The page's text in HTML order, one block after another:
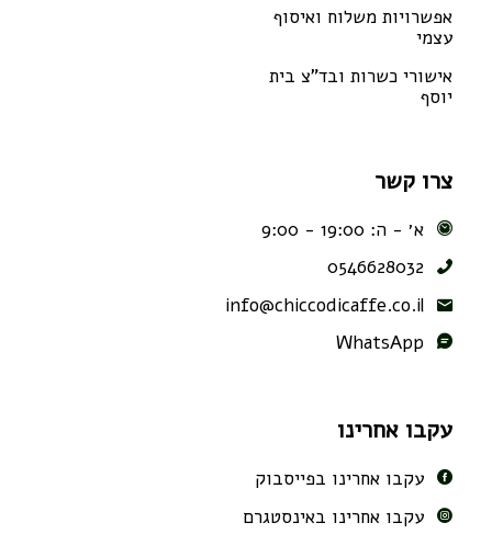
אפשרויות משלוח ואיסוף
עצמי
אישורי כשרות ובד"צ בית
יוסף
צרו קשר
א׳ - ה: 19:00 - 9:00
0546628032
info@chiccodicaffe.co.il
WhatsApp
עקבו אחרינו
עקבו אחרינו בפייסבוק
עקבו אחרינו באינסטגרם